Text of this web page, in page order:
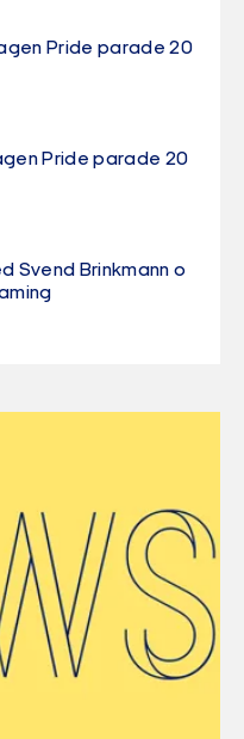
Pride parade 20
Pride parade 20
Svend Brinkmann o